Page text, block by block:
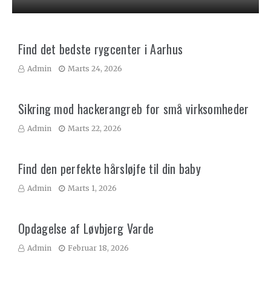
Find det bedste rygcenter i Aarhus
Admin Marts 24, 2026
Sikring mod hackerangreb for små virksomheder
Admin Marts 22, 2026
Find den perfekte hårsløjfe til din baby
Admin Marts 1, 2026
Opdagelse af Løvbjerg Varde
Admin Februar 18, 2026